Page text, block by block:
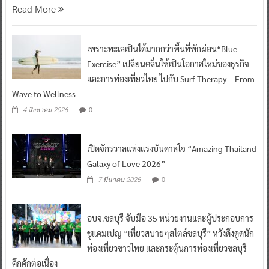
Read More
เพราะทะเลเป็นได้มากกว่าพื้นที่พักผ่อน“Blue
Exercise” เปลี่ยนคลื่นให้เป็นโอกาสใหม่ของธุรกิจ
และการท่องเที่ยวไทย ไปกับ Surf Therapy – From
Wave to Wellness
4 สิงหาคม 2026 0
เปิดจักรวาลแห่งแรงบันดาลใจ “Amazing Thailand
Galaxy of Love 2026”
7 มีนาคม 2026 0
อบจ.ชลบุรี จับมือ 35 หน่วยงานและผู้ประกอบการ
ชูแคมเปญ “เที่ยวสบายๆสไตล์ชลบุรี” หวังดึงดูดนัก
ท่องเที่ยวชาวไทย และกระตุ้นการท่องเที่ยวชลบุรี
คึกคักต่อเนื่อง